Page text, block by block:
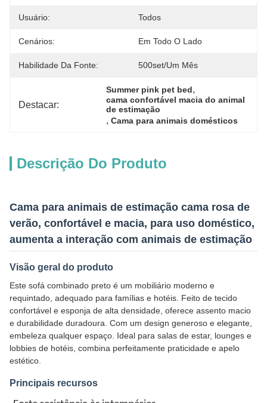
Usuário: Todos
Cenários: Em Todo O Lado
Habilidade Da Fonte: 500set/um Mês
Destacar:
Summer pink pet bed,
cama confortável macia do animal
de estimação
, Cama para animais domésticos
Descrição Do Produto
Cama para animais de estimação cama rosa de
verão, confortável e macia, para uso doméstico,
aumenta a interação com animais de estimação
Visão geral do produto
Este sofá combinado preto é um mobiliário moderno e
requintado, adequado para famílias e hotéis. Feito de tecido
confortável e esponja de alta densidade, oferece assento macio
e durabilidade duradoura. Com um design generoso e elegante,
embeleza qualquer espaço. Ideal para salas de estar, lounges e
lobbies de hotéis, combina perfeitamente praticidade e apelo
estético.
Principais recursos